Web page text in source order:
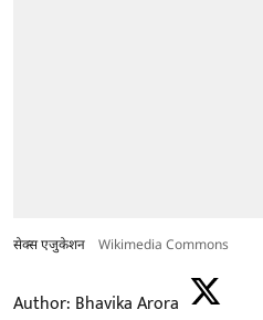
सेक्स एजुकेशन Wikimedia Commons
Author: Bhavika Arora